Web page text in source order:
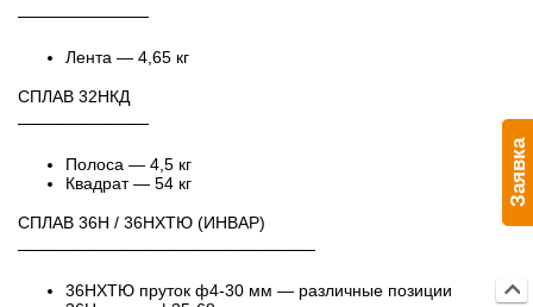
───────────
Лента — 4,65 кг
СПЛАВ 32НКД
───────────
Полоса — 4,5 кг
Квадрат — 54 кг
СПЛАВ 36Н / 36НХТЮ (ИНВАР)
─────────────────────────
36НХТЮ пруток ф4-30 мм — различные позиции
Заявка